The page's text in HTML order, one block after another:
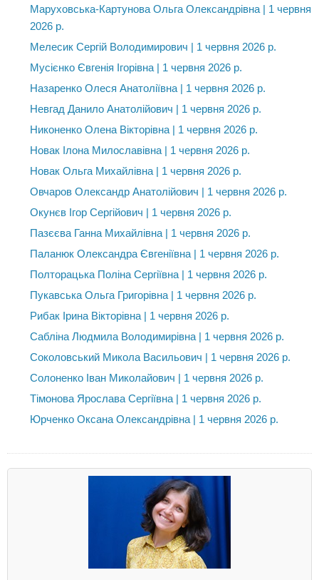
Маруховська-Картунова Ольга Олександрівна | 1 червня
2026 р.
Мелесик Сергій Володимирович | 1 червня 2026 р.
Мусієнко Євгенія Ігорівна | 1 червня 2026 р.
Назаренко Олеся Анатоліївна | 1 червня 2026 р.
Невгад Данило Анатолійович | 1 червня 2026 р.
Никоненко Олена Вікторівна | 1 червня 2026 р.
Новак Ілона Милославівна | 1 червня 2026 р.
Новак Ольга Михайлівна | 1 червня 2026 р.
Овчаров Олександр Анатолійович | 1 червня 2026 р.
Окунєв Ігор Сергійович | 1 червня 2026 р.
Пазєєва Ганна Михайлівна | 1 червня 2026 р.
Паланюк Олександра Євгеніївна | 1 червня 2026 р.
Полторацька Поліна Сергіївна | 1 червня 2026 р.
Пукавська Ольга Григорівна | 1 червня 2026 р.
Рибак Ірина Вікторівна | 1 червня 2026 р.
Сабліна Людмила Володимирівна | 1 червня 2026 р.
Соколовський Микола Васильович | 1 червня 2026 р.
Солоненко Іван Миколайович | 1 червня 2026 р.
Тімонова Ярослава Сергіївна | 1 червня 2026 р.
Юрченко Оксана Олександрівна | 1 червня 2026 р.